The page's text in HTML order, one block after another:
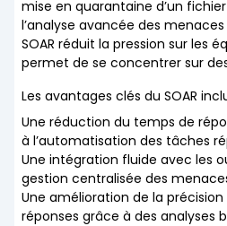
mise en quarantaine d’un
l’analyse avancée des
SOAR réduit la pression sur les
permet de se concentrer sur
Les avantages clés du SOAR
Une réduction du temps de
à l’automatisation des tâches
Une intégration fluide avec les
gestion centralisée des
Une amélioration de la
réponses grâce à des analyses